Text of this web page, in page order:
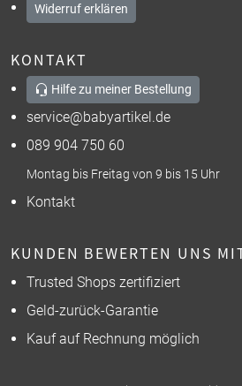
Widerruf erklären
KONTAKT
Hilfe zu meiner Bestellung
service@babyartikel.de
089 904 750 60
Montag bis Freitag von 9 bis 15 Uhr
Kontakt
KUNDEN BEWERTEN UNS
Trusted Shops zertifiziert
Geld-zurück-Garantie
Kauf auf Rechnung möglich